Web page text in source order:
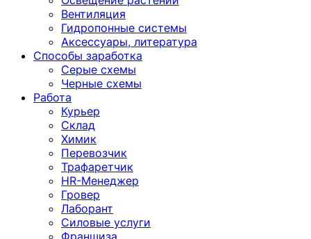
Вентиляция
Гидропонные системы
Аксессуары, литература
Способы заработка
Серые схемы
Черные схемы
Работа
Курьер
Склад
Химик
Перевозчик
Трафаретчик
HR-Менеджер
Гровер
Лаборант
Силовые услуги
Франшиза